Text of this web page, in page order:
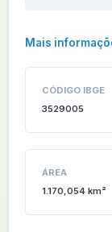
Mais
CÓDIGO IBGE
3529005
ÁREA
1.170,054 km²